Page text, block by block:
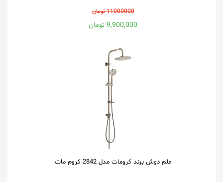
11000000 تومان
9,900,000 تومان
علم دوش برند کرومات مدل 2842 کروم مات